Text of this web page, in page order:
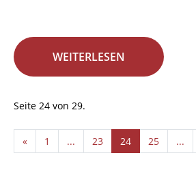
WEITERLESEN
Seite 24 von 29.
« 1 ... 23 24 25 ...